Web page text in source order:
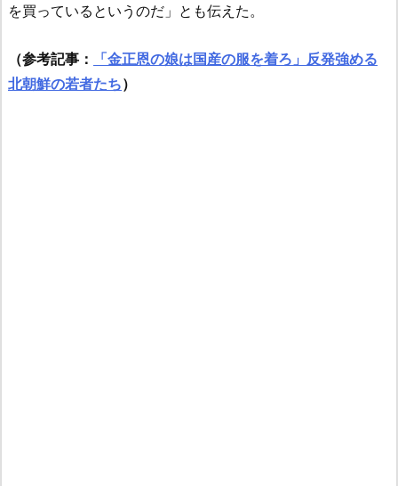
を買っているというのだ」とも伝えた。
（参考記事：
「金正恩の娘は国産の服を着ろ」反発強める
北朝鮮の若者たち）